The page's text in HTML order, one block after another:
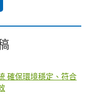
確保環境穩定、符合